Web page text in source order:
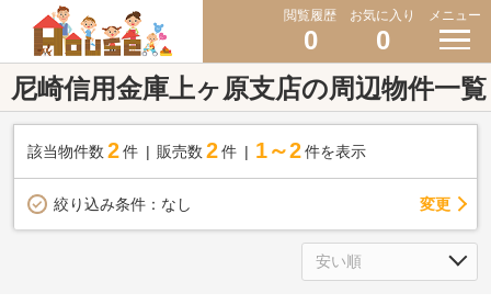
閲覧履歴
0
お気に入り
0
メニュー
尼崎信用金庫上ヶ原支店の周辺物件一覧
該当物件数 2件 販売数 2 件 1～2 件を表示
絞り込み条件： なし 変更